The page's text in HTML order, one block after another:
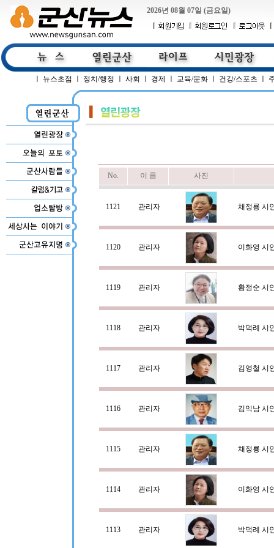
2026년 08월 07일 (금요일)
뉴스초점 정치/행정 사회 경제 교육/문화 건강/스포츠
No. 이 름 사진
1121 관리자 채정룡 시
1120 관리자 이화영 시
1119 관리자 황정순 시
1118 관리자 박덕례 시
1117 관리자 김영철 시
1116 관리자 김익남 시
1115 관리자 채정룡 시
1114 관리자 이화영 시
1113 관리자 박덕례 시